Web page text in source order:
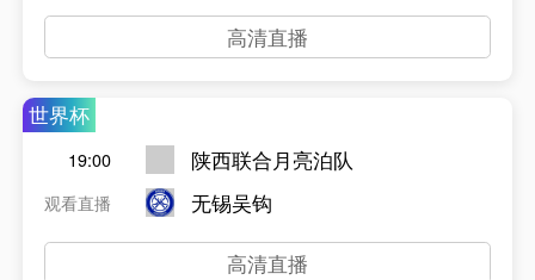
高清直播
世界杯
19:00
观看直播
陕西联合月亮泊队
无锡吴钩
高清直播